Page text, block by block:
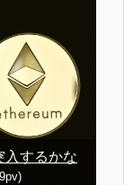
入するかな